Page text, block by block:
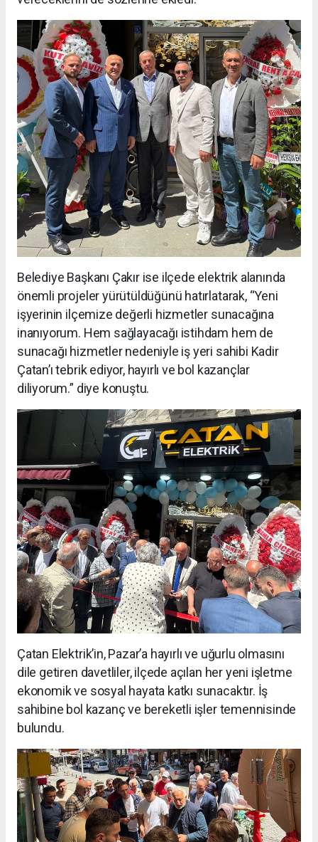
Belediye Başkanı Çakır ise ilçede elektrik alanında
önemli projeler yürütüldüğünü hatırlatarak, “Yeni
işyerinin ilçemize değerli hizmetler sunacağına
inanıyorum. Hem sağlayacağı istihdam hem de
sunacağı hizmetler nedeniyle iş yeri sahibi Kadir
Çatan’ı tebrik ediyor, hayırlı ve bol kazançlar
diliyorum.” diye konuştu.
Çatan Elektrik’in, Pazar’a hayırlı ve uğurlu olmasını
dile getiren davetliler, ilçede açılan her yeni işletme
ekonomik ve sosyal hayata katkı sunacaktır. İş
sahibine bol kazanç ve bereketli işler temennisinde
bulundu.